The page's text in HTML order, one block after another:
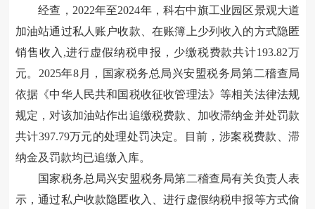
经查，2022年至2024年，科右中旗工业园区景观大道
加油站通过私人账户收款、在账簿上少列收入的方式隐匿
销售收入,进行虚假纳税申报，少缴税费款共计193.82万
元。2025年8月，国家税务总局兴安盟税务局第二稽查局
依据《中华人民共和国税收征收管理法》等相关法律法规
规定，对该加油站作出追缴税费款、加收滞纳金并处罚款
共计397.79万元的处理处罚决定。目前，涉案税费款、滞
纳金及罚款均已追缴入库。
国家税务总局兴安盟税务局第二稽查局有关负责人表
示，通过私户收款隐匿收入、进行虚假纳税申报等方式偷